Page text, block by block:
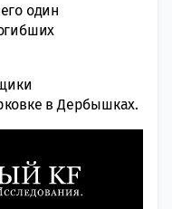
один
в Дербышках.